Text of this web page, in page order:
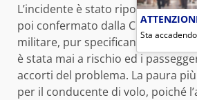
L’incidente è stato riportato dal
poi confermato dalla Casa Bianca
militare, pur specificando che
è stata mai a rischio ed i
accorti del problema. La paura
per il conducente di volo, poiché
Sta